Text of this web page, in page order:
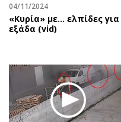
AstroBank Properties
Trends
Ναυτιλία
Περιβάλλον
Ελλάδα
Κόσμος
04/11/2024
«Κυρία» με... ελπίδες για
εξάδα (vid)